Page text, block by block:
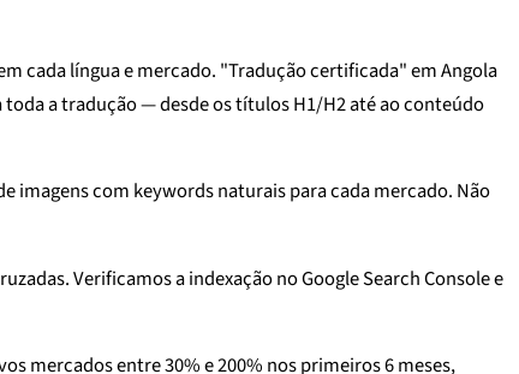
cada língua e mercado. "Tradução certificada" em Angola
a tradução — desde os títulos H1/H2 até ao conteúdo
imagens com keywords naturais para cada mercado. Não
Verificamos a indexação no Google Search Console e
mercados entre 30% e 200% nos primeiros 6 meses,